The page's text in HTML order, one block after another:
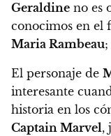
Geraldine no es
conocimos en el
Maria Rambeau;
El personaje de
interesante
historia en los
Captain Marvel,